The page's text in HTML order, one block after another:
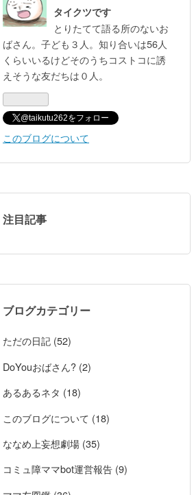
ログ
Pro
タイクツです
とりたてて語る所のないお
ばさん。子ども３人。知り合いは56人
くらいいるけどそのうちコストコに誘
えそうな友だちは０人。
@taikutu262をフォロー
このブログについて
注目記事
ブログカテゴリー
ただの日記 (52)
DoYouおばさん? (2)
あるあるネタ (18)
このブログについて (18)
ななめ上妄想劇場 (35)
コミュ障ママbot運営報告 (9)